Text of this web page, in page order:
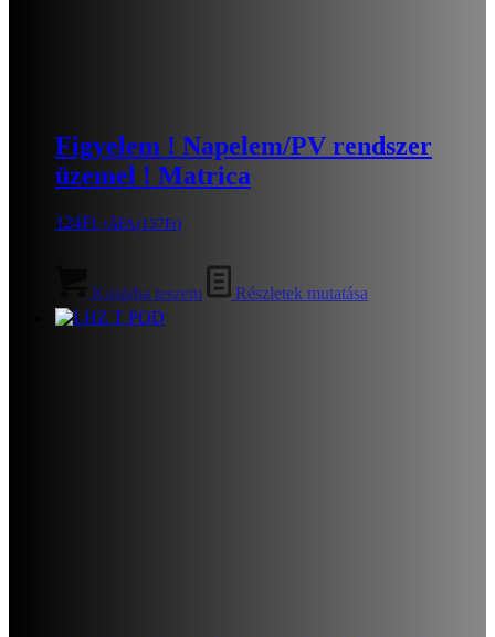
Figyelem ! Napelem/PV rendszer
üzemel ! Matrica
124Ft +ÁFA (157Ft)
Kosárba teszem Részletek mutatása